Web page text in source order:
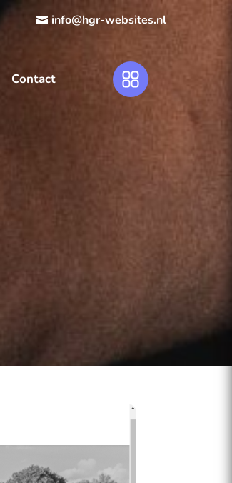
info@hgr-websites.nl
Contact